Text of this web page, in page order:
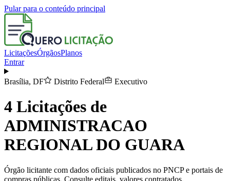
Pular para o conteúdo principal
LicitaçõesÓrgãosPlanos
Entrar
Brasília, DF Distrito Federal Executivo
4 Licitações de
ADMINISTRACAO
REGIONAL DO GUARA
Órgão licitante com dados oficiais publicados no PNCP e portais de
compras públicas. Consulte editais, valores contratados,